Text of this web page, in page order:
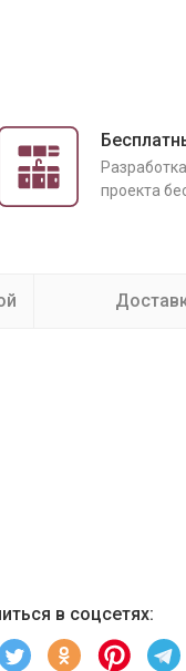
проекта
в соцсетях: